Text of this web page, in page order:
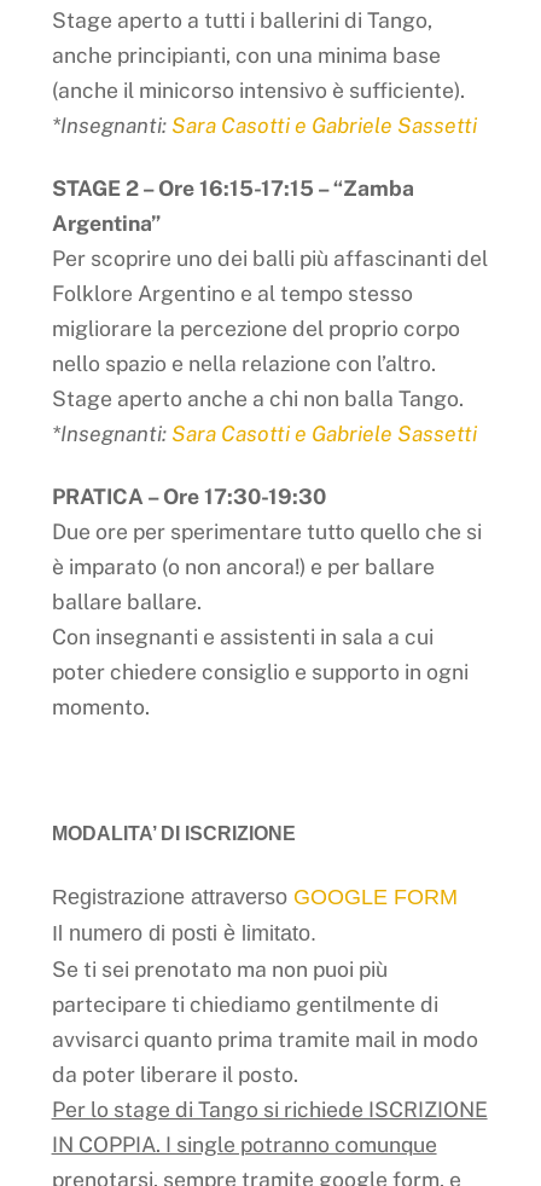
Stage aperto a tutti i ballerini di Tango,
anche principianti, con una minima base
(anche il minicorso intensivo è sufficiente).
*Insegnanti: Sara Casotti e Gabriele Sassetti
STAGE 2 – Ore 16:15-17:15 – “Zamba
Argentina”
Per scoprire uno dei balli più affascinanti del
Folklore Argentino e al tempo stesso
migliorare la percezione del proprio corpo
nello spazio e nella relazione con l’altro.
Stage aperto anche a chi non balla Tango.
*Insegnanti: Sara Casotti e Gabriele Sassetti
PRATICA – Ore 17:30-19:30
Due ore per sperimentare tutto quello che si
è imparato (o non ancora!) e per ballare
ballare ballare.
Con insegnanti e assistenti in sala a cui
poter chiedere consiglio e supporto in ogni
momento.
MODALITA’ DI ISCRIZIONE
Registrazione attraverso GOOGLE FORM
Il numero di posti è limitato.
Se ti sei prenotato ma non puoi più
partecipare ti chiediamo gentilmente di
avvisarci quanto prima tramite mail in modo
da poter liberare il posto.
Per lo stage di Tango si richiede ISCRIZIONE
IN COPPIA. I single potranno comunque
prenotarsi, sempre tramite google form, e